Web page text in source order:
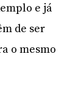
e já
de ser
o mesmo